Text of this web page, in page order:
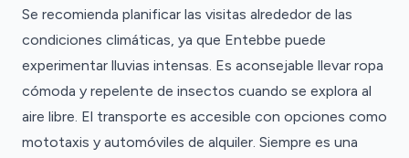
Se recomienda planificar las visitas alrededor de las
condiciones climáticas, ya que Entebbe puede
experimentar lluvias intensas. Es aconsejable llevar ropa
cómoda y repelente de insectos cuando se explora al
aire libre. El transporte es accesible con opciones como
mototaxis y automóviles de alquiler. Siempre es una